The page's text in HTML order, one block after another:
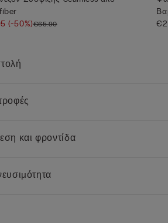
(-50%)€65.90
και φροντίδα